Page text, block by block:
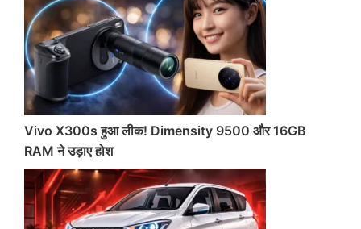
Vivo X300s हुआ लीक! Dimensity 9500 और 16GB
RAM ने उड़ाए होश